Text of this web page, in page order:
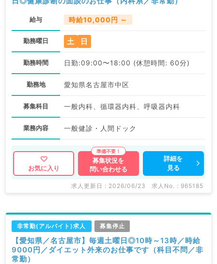
給与 時給10,000円 ～
勤務曜日 土 日
勤務時間 日勤:09:00〜18:00 (休憩時間: 60分)
勤務地 愛知県名古屋市中区
募集科目 一般内科、循環器内科、呼吸器内科
業務内容 一般健診・人間ドック
お気に入り
募集状況を
問い合わせる
詳細を
見る
求人更新日 : 2026/06/23 求人No. : 965185
非常勤(アルバイト)求人 募集停止
【愛知県／名古屋市】毎週土曜日◎10時～13時／時給
9000円／ダイエット外来のお仕事です（科目不問／非
常勤）